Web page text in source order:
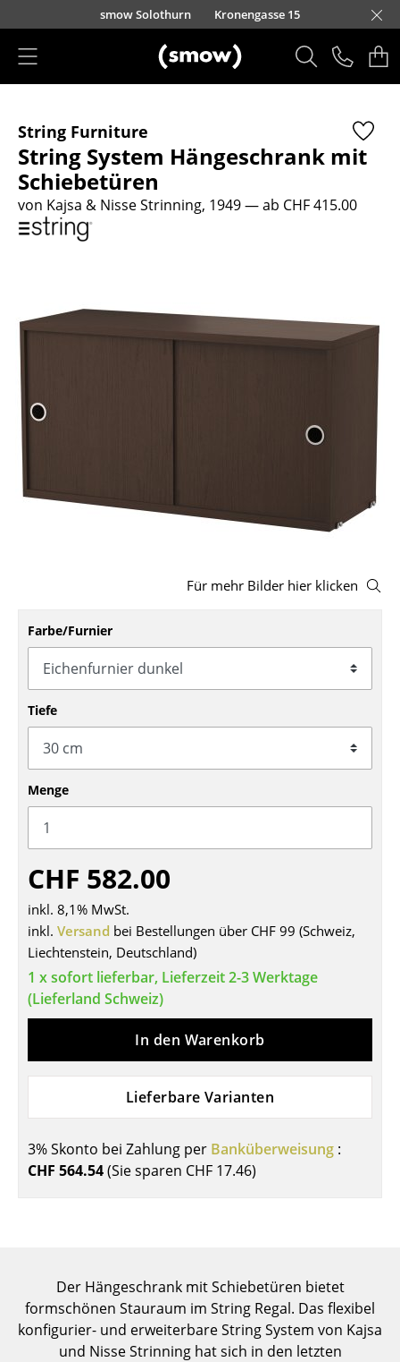
Direkt zum Inhaltsmow Solothurn Kronengasse 15
Sitzmöbel
Esszimmerstühle
Sofas
Sessel
Stühle
Hocker
Sitzsäcke
Bürodrehstühle
Konferenzstühle
Bürosessel
Einzelteile
... alle Sitzmöbel
Tische
Couchtische
Schreibtische
Sekretäre & PC-Tische
Konferenztische
Stehtische & Stehpulte
Gartentische
Servierwagen
Aufbewahren
Regale & Schränke
String Furniture
String System Hängeschrank mit
Schiebetüren
von Kajsa & Nisse Strinning, 1949— ab CHF 415.00
Für mehr Bilder hier klicken
Farbe/Furnier
Tiefe
Menge
CHF 582.00
inkl. 8,1% MwSt.
inkl. Versand bei Bestellungen über CHF 99 (Schweiz,
Liechtenstein, Deutschland)
1 x sofort lieferbar, Lieferzeit 2-3 Werktage
(Lieferland Schweiz)
In den Warenkorb
Lieferbare Varianten
3% Skonto bei Zahlung per Banküberweisung :
CHF 564.54(Sie sparen CHF 17.46)
Der Hängeschrank mit Schiebetüren bietet
formschönen Stauraum im String Regal. Das flexibel
konfigurier- und erweiterbare String System von Kajsa
und Nisse Strinning hat sich in den letzten